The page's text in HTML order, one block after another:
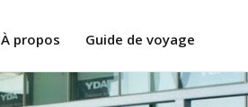
À propos Guide de voyage